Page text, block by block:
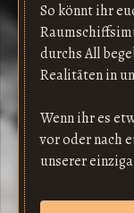
So könnt ihr
durchs All
Realitäten in
Wenn ihr es
vor oder nach
unserer